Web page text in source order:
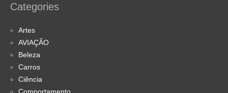
Categories
Artes
AVIAÇÃO
Beleza
Carros
Ciência